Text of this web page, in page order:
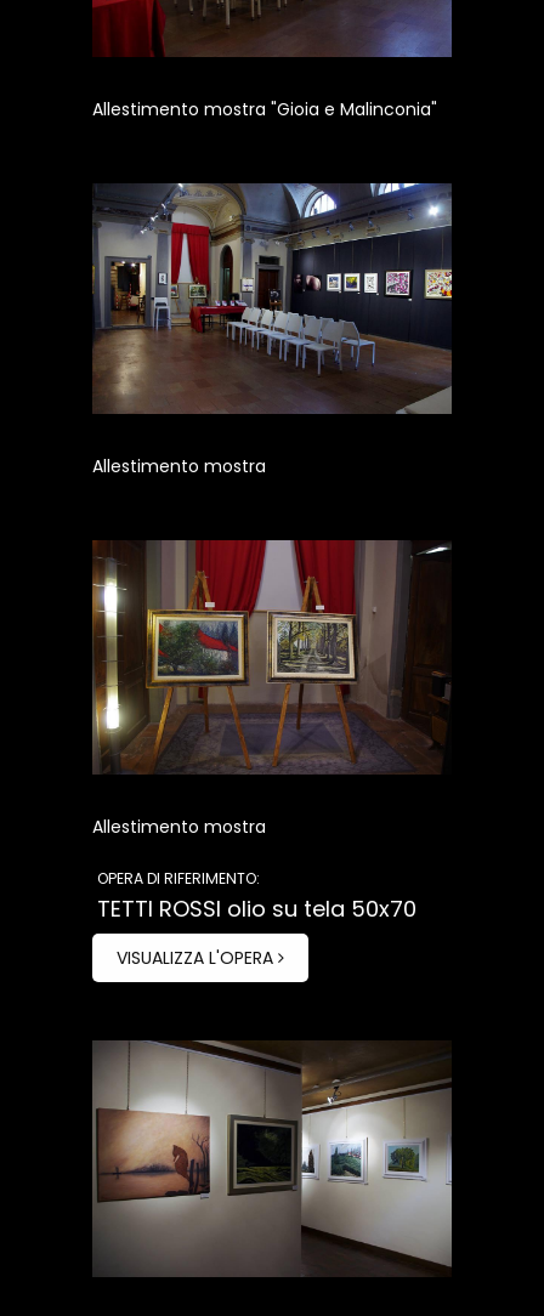
Allestimento mostra "Gioia e Malinconia"
Allestimento mostra
Allestimento mostra
OPERA DI RIFERIMENTO:
TETTI ROSSI olio su tela 50x70
VISUALIZZA L'OPERA